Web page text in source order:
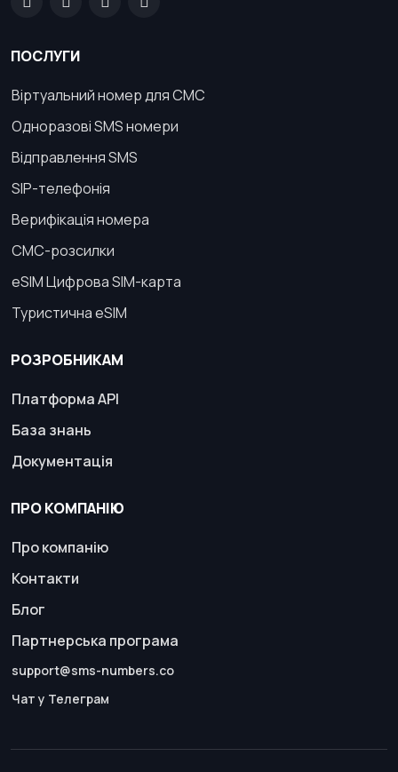
ПОСЛУГИ
Віртуальний номер для СМС
Одноразові SMS номери
Відправлення SMS
SIP-телефонія
Верифікація номера
СМС-розсилки
eSIM Цифрова SIM-карта
Туристична eSIM
РОЗРОБНИКАМ
Платформа API
База знань
Документація
ПРО КОМПАНІЮ
Про компанію
Контакти
Блог
Партнерська програма
support@sms-numbers.co
Чат у Телеграм